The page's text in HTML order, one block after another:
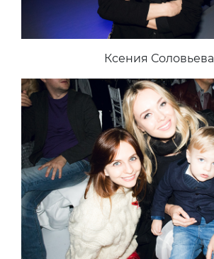
Ксения Соловьева